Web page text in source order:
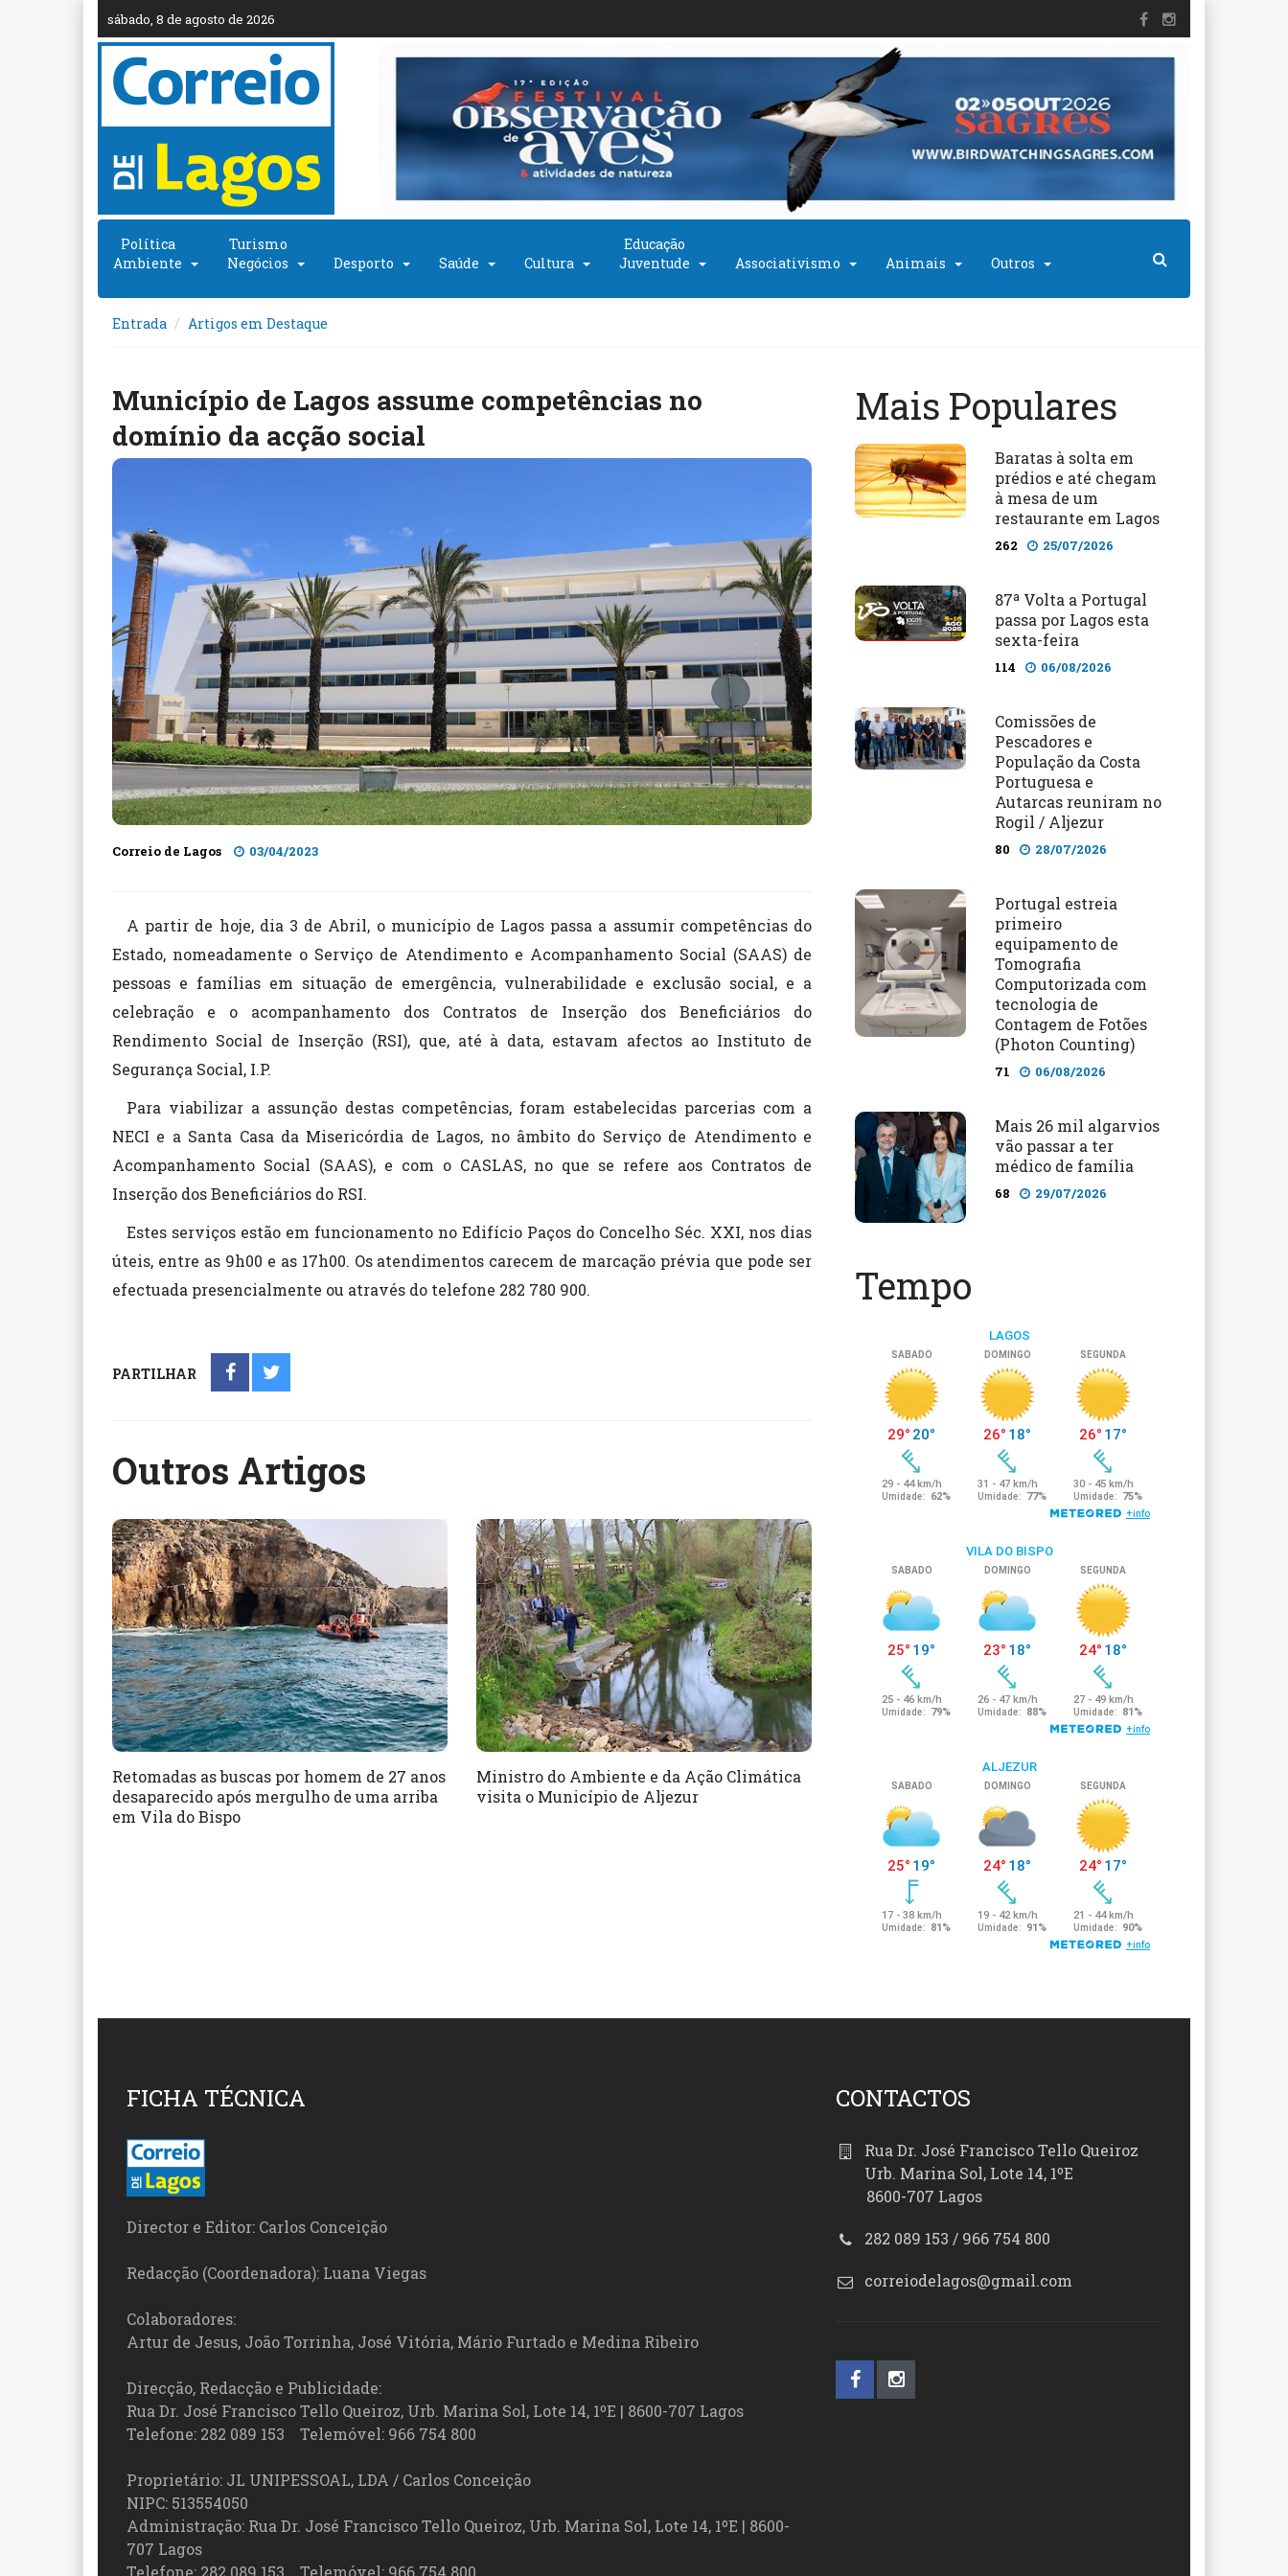
sábado, 8 de agosto de 2026
Política
Ambiente
Turismo
Negócios
Desporto Saúde Cultura
Educação
Juventude
Associativismo Animais Outros
Entrada Artigos em Destaque
Município de Lagos assume competências no
domínio da acção social
Correio de Lagos 03/04/2023
A partir de hoje, dia 3 de Abril, o município de Lagos passa a assumir competências do
Estado, nomeadamente o Serviço de Atendimento e Acompanhamento Social (SAAS) de
pessoas e famílias em situação de emergência, vulnerabilidade e exclusão social, e a
celebração e o acompanhamento dos Contratos de Inserção dos Beneficiários do
Rendimento Social de Inserção (RSI), que, até à data, estavam afectos ao Instituto de
Segurança Social, I.P.
Para viabilizar a assunção destas competências, foram estabelecidas parcerias com a
NECI e a Santa Casa da Misericórdia de Lagos, no âmbito do Serviço de Atendimento e
Acompanhamento Social (SAAS), e com o CASLAS, no que se refere aos Contratos de
Inserção dos Beneficiários do RSI.
Estes serviços estão em funcionamento no Edifício Paços do Concelho Séc. XXI, nos dias
úteis, entre as 9h00 e as 17h00. Os atendimentos carecem de marcação prévia que pode ser
efectuada presencialmente ou através do telefone 282 780 900.
PARTILHAR
Outros Artigos
Retomadas as buscas por homem de 27 anos
desaparecido após mergulho de uma arriba
em Vila do Bispo
Ministro do Ambiente e da Ação Climática
visita o Município de Aljezur
Mais Populares
Baratas à solta em
prédios e até chegam
à mesa de um
restaurante em Lagos
262 25/07/2026
87ª Volta a Portugal
passa por Lagos esta
sexta-feira
114 06/08/2026
Comissões de
Pescadores e
População da Costa
Portuguesa e
Autarcas reuniram no
Rogil / Aljezur
80 28/07/2026
Portugal estreia
primeiro
equipamento de
Tomografia
Computorizada com
tecnologia de
Contagem de Fotões
(Photon Counting)
71 06/08/2026
Mais 26 mil algarvios
vão passar a ter
médico de família
68 29/07/2026
Tempo
FICHA TÉCNICA
Director e Editor: Carlos Conceição
Redacção (Coordenadora): Luana Viegas
Colaboradores:
Artur de Jesus, João Torrinha, José Vitória, Mário Furtado e Medina Ribeiro
Direcção, Redacção e Publicidade:
Rua Dr. José Francisco Tello Queiroz, Urb. Marina Sol, Lote 14, 1ºE | 8600-707 Lagos
Telefone: 282 089 153 Telemóvel: 966 754 800
Proprietário: JL UNIPESSOAL, LDA / Carlos Conceição
NIPC: 513554050
Administração: Rua Dr. José Francisco Tello Queiroz, Urb. Marina Sol, Lote 14, 1ºE | 8600-
707 Lagos
Telefone: 282 089 153 Telemóvel: 966 754 800
CONTACTOS
Rua Dr. José Francisco Tello Queiroz
Urb. Marina Sol, Lote 14, 1ºE
8600-707 Lagos
282 089 153 / 966 754 800
correiodelagos@gmail.com